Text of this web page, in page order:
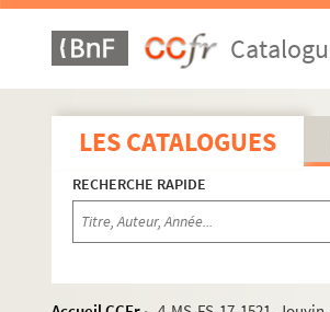
LES CATALOGUES
RECHERCHE RAPIDE